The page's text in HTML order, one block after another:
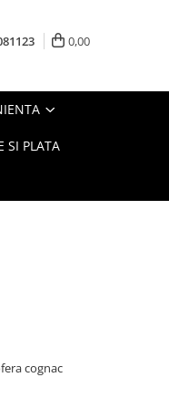
0,00
SI PLATA
cognac